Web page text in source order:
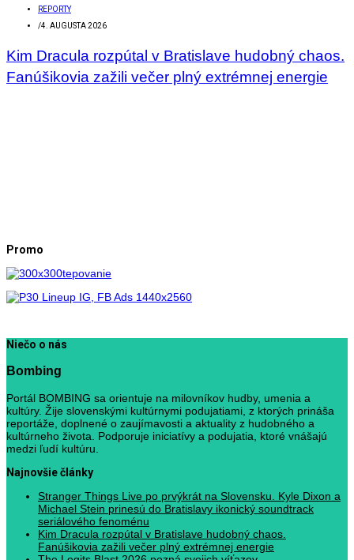
REPORTY
/4. AUGUSTA 2026
Kim Dracula rozpútal v Bratislave hudobný chaos.
Fanúšikovia zažili večer plný extrémnej energie
Promo
Niečo o nás
Bombing
Portál BOMBING sa orientuje na milovníkov hudby, umenia a
kultúry. Žije slovenskými kultúrnymi podujatiami, z ktorých prináša
reportáže, doplnené o zaujímavosti a aktuality z hudobného a
kultúrneho života. Podporuje iniciatívy a podujatia, ktoré vnášajú
medzi ľudí kultúru.
Najnovšie články
Stranger Things Live po prvýkrát na Slovensku. Kyle Dixon a
Michael Stein prinesú do Bratislavy ikonický soundtrack
seriálového fenoménu
Kim Dracula rozpútal v Bratislave hudobný chaos.
Fanúšikovia zažili večer plný extrémnej energie